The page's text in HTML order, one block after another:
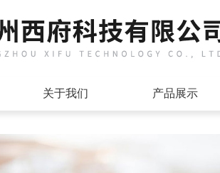
关于我们 产品展示